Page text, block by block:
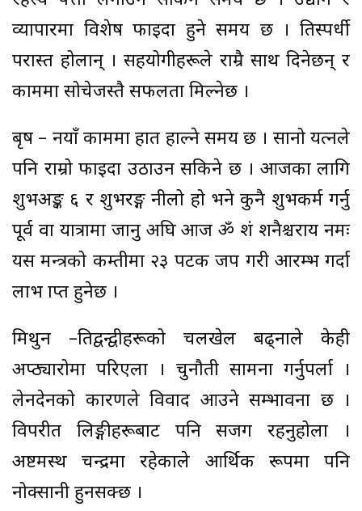
व्यापारमा विशेष फाइदा हुने समय छ । प्रतिस्पर्धी
परास्त होलान् । सहयोगीहरूले राम्रै साथ दिनेछन् र
काममा सोचेजस्तै सफलता मिल्नेछ ।
बृष – नयाँ काममा हात हाल्ने समय छ । सानो प्रयत्नले
पनि राम्रो फाइदा उठाउन सकिने छ । आजका लागि
शुभअङ्क ६ र शुभरङ्ग नीलो हो भने कुनै शुभकर्म गर्नु
पूर्व वा यात्रामा जानु अघि आज ॐ शं शनैश्चराय नमः
यस मन्त्रको कम्तीमा २३ पटक जप गरी आरम्भ गर्दा
लाभ प्राप्त हुनेछ ।
मिथुन –प्रतिद्वन्द्वीहरूको चलखेल बढ्नाले केही
अप्ठ्यारोमा परिएला । चुनौती सामना गर्नुपर्ला ।
लेनदेनको कारणले विवाद आउने सम्भावना छ ।
विपरीत लिङ्गीहरूबाट पनि सजग रहनुहोला ।
अष्टमस्थ चन्द्रमा रहेकाले आर्थिक रूपमा पनि
नोक्सानी हुनसक्छ ।